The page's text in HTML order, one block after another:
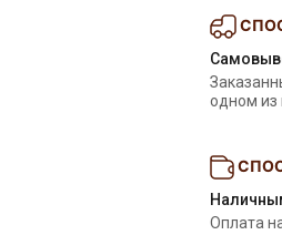
одном из
Оплата